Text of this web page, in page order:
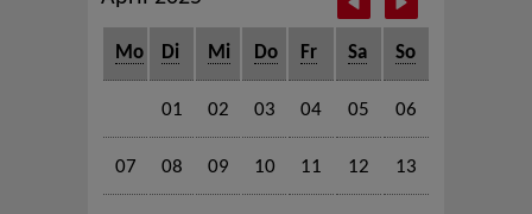
Mo Di Mi Do Fr Sa So
01 02 03 04 05 06
07 08 09 10 11 12 13